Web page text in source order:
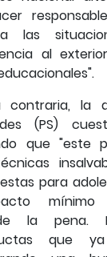
las
al
contraria, la
(PS)
que "este
para
la pena.
que